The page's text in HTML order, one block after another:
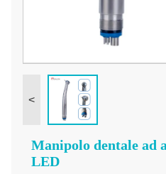
<
Manipolo dentale ad
LED